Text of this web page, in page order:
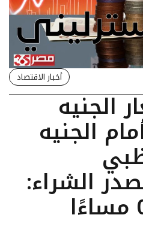
أخبار الاقتصاد
الجنيه
الجنيه
الشراء: